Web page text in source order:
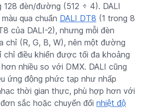
128 đèn/đường (512 ÷ 4). DALI
qua chuẩn DALI DT8 (1 trong 8
của DALI-2), nhưng mỗi đèn
chỉ (R, G, B, W), nên một đường
điều khiển được tối đa khoảng
nhiều so với DMX. DALI cũng
ứng động phức tạp như nhấp
thời gian thực, phù hợp hơn với
sắc hoặc chuyển đổi nhiệt độ